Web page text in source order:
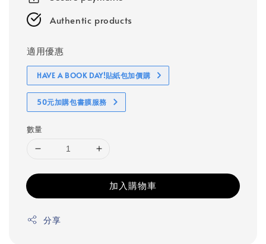
Authentic products
適用優惠
HAVE A BOOK DAY!貼紙包加價購
50元加購包書膜服務
數量
加入購物車
分享